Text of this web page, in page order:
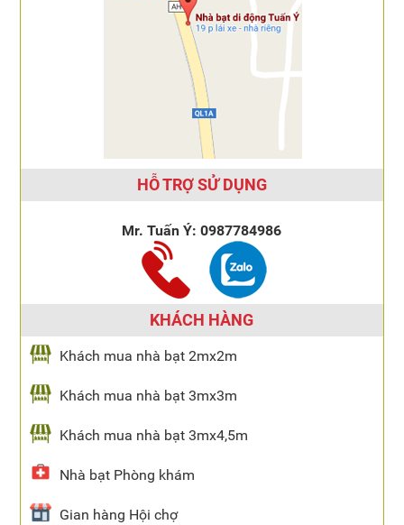
HỖ TRỢ SỬ DỤNG
Mr. Tuấn Ý:0987784986
KHÁCH HÀNG
Khách mua nhà bạt 2mx2m
Khách mua nhà bạt 3mx3m
Khách mua nhà bạt 3mx4,5m
Nhà bạt Phòng khám
Gian hàng Hội chợ